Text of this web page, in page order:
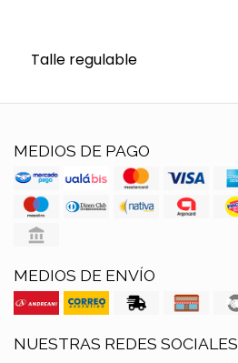
Talle regulable
MEDIOS DE PAGO
MEDIOS DE ENVÍO
NUESTRAS REDES SOCIALES